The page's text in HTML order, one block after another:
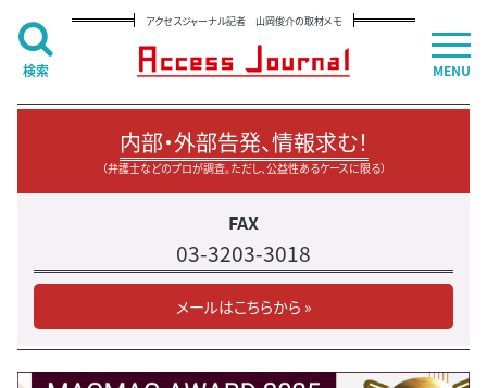
アクセスジャーナル記者 山岡俊介の取材メモ
内部・外部告発、情報求む！
（弁護士などのプロが調査。ただし、公益性あるケースに限る）
FAX
03-3203-3018
メールはこちらから »
MENU
検索